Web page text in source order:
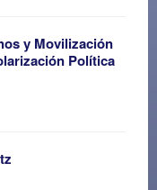
y Movilización
Política